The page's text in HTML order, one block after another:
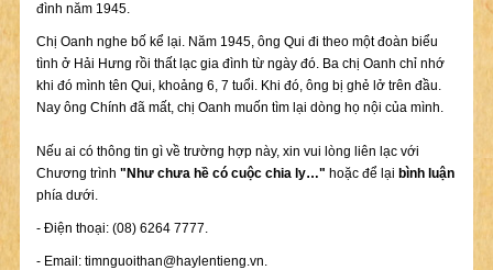
đình năm 1945.
Chị Oanh nghe bố kể lại. Năm 1945, ông Qui đi theo một đoàn biểu
tình ở Hải Hưng rồi thất lạc gia đình từ ngày đó. Ba chị Oanh chỉ nhớ
khi đó mình tên Qui, khoảng 6, 7 tuổi. Khi đó, ông bị ghẻ lở trên đầu.
Nay ông Chính đã mất, chị Oanh muốn tìm lại dòng họ nội của mình.
Nếu ai có thông tin gì về trường hợp này, xin vui lòng liên lạc với
Chương trình "Như chưa hề có cuộc chia ly…" hoặc để lại bình luận
phía dưới.
- Điện thoại: (08) 6264 7777.
- Email: timnguoithan@haylentieng.vn.